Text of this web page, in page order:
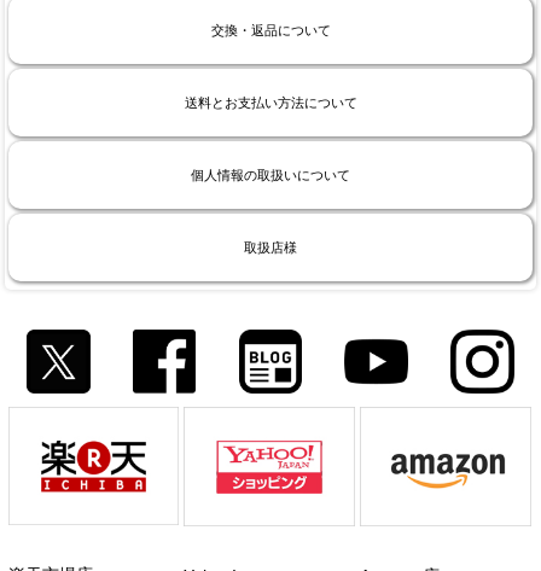
交換・返品について
送料とお支払い方法について
個人情報の取扱いについて
取扱店様